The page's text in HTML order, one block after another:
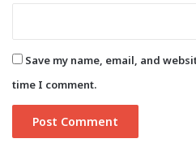
Save my name, email, and
time I comment.